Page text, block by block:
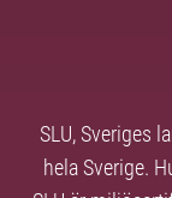
SLU, Sveriges
hela Sverige.